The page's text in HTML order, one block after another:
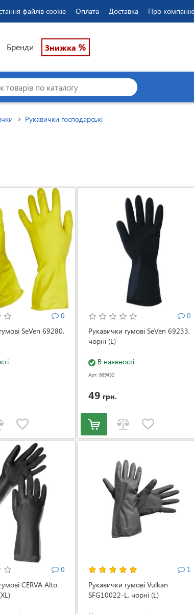
файлів cookie Оплата Доставка Про компанію
Бренди Знижка %
Рукавички господарські
0
SeVen 69280,
0
Рукавички гумові SeVen 69233,
чорні (L)
В наявності
Арт: 869432
49 грн.
0
CERVA Alto
1
Рукавички гумові Vulkan
SFG10022-L, чорні (L)